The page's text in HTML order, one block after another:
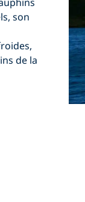
son
de la